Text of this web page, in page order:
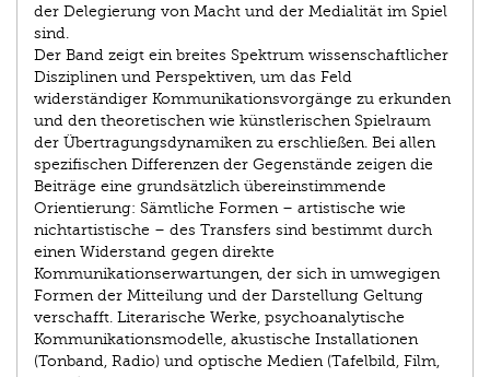
der Delegierung von Macht und der Medialität im Spiel
sind.
Der Band zeigt ein breites Spektrum wissenschaftlicher
Disziplinen und Perspektiven, um das Feld
widerständiger Kommunikationsvorgänge zu erkunden
und den theoretischen wie künstlerischen Spielraum
der Übertragungsdynamiken zu erschließen. Bei allen
spezifischen Differenzen der Gegenstände zeigen die
Beiträge eine grundsätzlich übereinstimmende
Orientierung: Sämtliche Formen – artistische wie
nichtartistische – des Transfers sind bestimmt durch
einen Widerstand gegen direkte
Kommunikationserwartungen, der sich in umwegigen
Formen der Mitteilung und der Darstellung Geltung
verschafft. Literarische Werke, psychoanalytische
Kommunikationsmodelle, akustische Installationen
(Tonband, Radio) und optische Medien (Tafelbild, Film,